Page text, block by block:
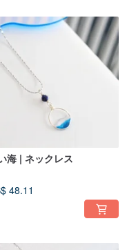
海 | ネックレス
48.11